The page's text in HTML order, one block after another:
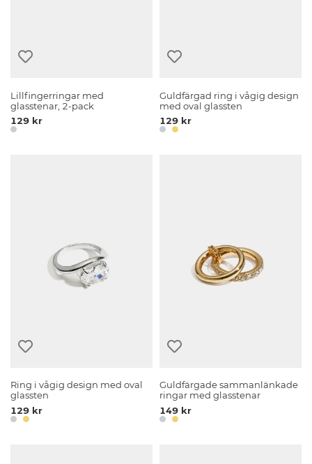
Lillfingerringar med
glasstenar, 2-pack
129 kr
Guldfärgad ring i vågig design
med oval glassten
129 kr
Ring i vågig design med oval
glassten
129 kr
Guldfärgade sammanlänkade
ringar med glasstenar
149 kr